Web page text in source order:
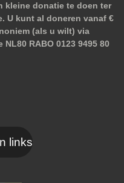
kleine donatie te doen ter
U kunt al doneren vanaf €
(als u wilt) via
RABO 0123 9495 80
links